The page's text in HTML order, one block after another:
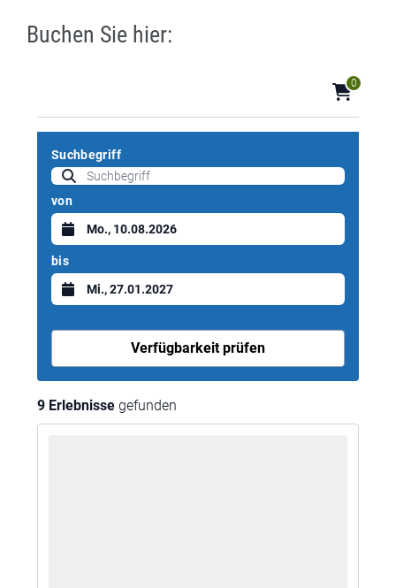
Buchen Sie hier:
0
Suchbegriff
von
bis
Verfügbarkeit prüfen
9 Erlebnisse gefunden